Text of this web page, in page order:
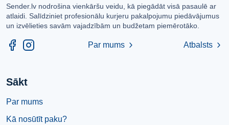
Sender.lv nodrošina vienkāršu veidu, kā piegādāt visā pasaulē ar
atlaidi. Salīdziniet profesionālu kurjeru pakalpojumu piedāvājumus
un izvēlieties savām vajadzībām un budžetam piemērotāko.
Par mums chevron_right Atbalsts chevron_right
Sākt
Par mums
Kā nosūtīt paku?